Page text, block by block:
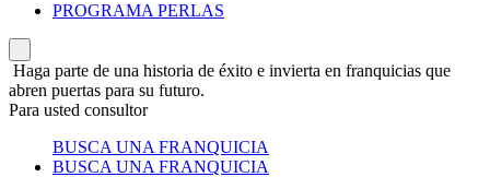
PROGRAMA PERLAS
Haga parte de una historia de éxito e invierta en franquicias que
abren puertas para su futuro.
Para usted consultor
BUSCA UNA FRANQUICIA
BUSCA UNA FRANQUICIA